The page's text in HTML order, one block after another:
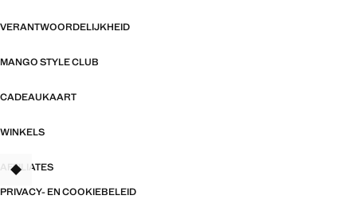
VERANTWOORDELIJKHEID
MANGO STYLE CLUB
CADEAUKAART
WINKELS
AFFILIATES
PRIVACY- EN COOKIEBELEID